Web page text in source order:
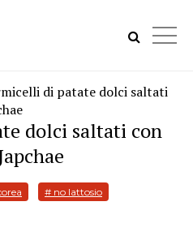
di patate dolci saltati
dolci saltati con
# no lattosio